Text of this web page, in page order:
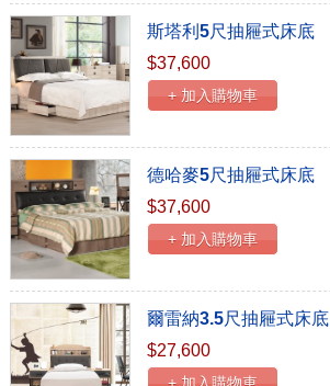
斯塔利5尺抽屜式床底
$37,600
+ 加入購物車
德哈麥5尺抽屜式床底
$37,600
+ 加入購物車
爾雷納3.5尺抽屜式床底
$27,600